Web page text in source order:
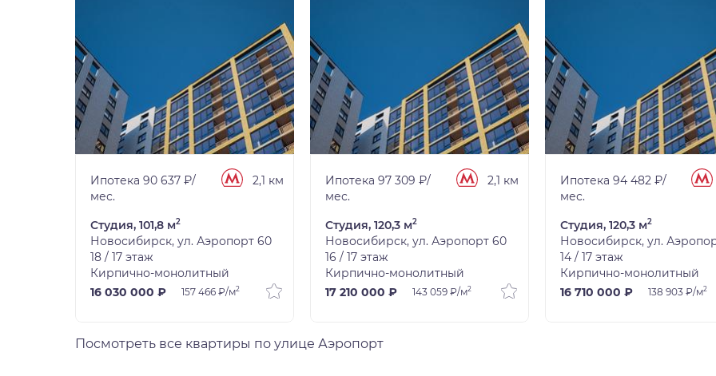
Ипотека 90 637 ₽/
мес.
2,1 км
Студия, 101,8 м2
Новосибирск, ул. Аэропорт 60
18 / 17 этаж
Кирпично-монолитный
16 030 000 ₽
157 466 ₽/м2
Ипотека 97 309 ₽/
мес.
2,1 км
Студия, 120,3 м2
Новосибирск, ул. Аэропорт 60
16 / 17 этаж
Кирпично-монолитный
17 210 000 ₽
143 059 ₽/м2
Ипотека 94 482 ₽/
мес.
Студия, 120,3 м2
Новосибирск, ул.
14 / 17 этаж
Кирпично-монолитный
16 710 000 ₽
138 903 ₽/м2
Посмотреть все квартиры по улице Аэропорт